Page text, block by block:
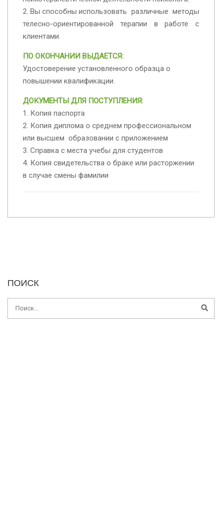
2. Вы способны использовать различные методы
телесно-ориентированной терапии в работе с
клиентами.
ПО ОКОНЧАНИИ ВЫДАЕТСЯ:
Удостоверение установленного образца о
повышении квалификации.
ДОКУМЕНТЫ ДЛЯ ПОСТУПЛЕНИЯ:
1. Копия паспорта
2. Копия диплома о среднем профессиональном
или высшем образовании с приложением
3. Справка с места учебы для студентов
4. Копия свидетельства о браке или расторжении
в случае смены фамилии
ПОИСК